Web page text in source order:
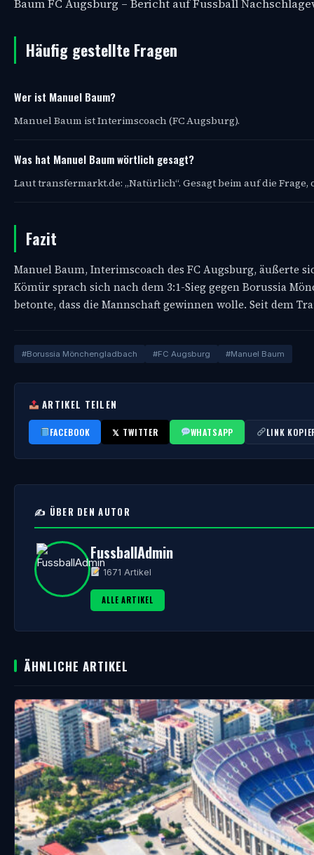
Baum FC Augsburg – Bericht auf Fussball
Häufig gestellte Fragen
Wer ist Manuel Baum?
Manuel Baum ist Interimscoach (FC Augsburg).
Was hat Manuel Baum wörtlich gesagt?
Laut transfermarkt.de: „Natürlich“. Gesagt beim auf die
Fazit
Manuel Baum, Interimscoach des FC Augsburg, äußerte
Kömür sprach sich nach dem 3:1-Sieg gegen Borussia
betonte, dass die Mannschaft gewinnen wolle. Seit dem
#Borussia Mönchengladbach #FC Augsburg #Manuel Baum
ARTIKEL TEILEN
FACEBOOK 𝕏 TWITTER WHATSAPP LINK
✍️ ÜBER DEN AUTOR
FussballAdmin
1671 Artikel
ALLE ARTIKEL
ÄHNLICHE ARTIKEL